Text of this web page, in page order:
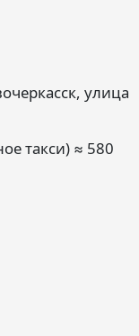
, улица
такси) ≈ 580